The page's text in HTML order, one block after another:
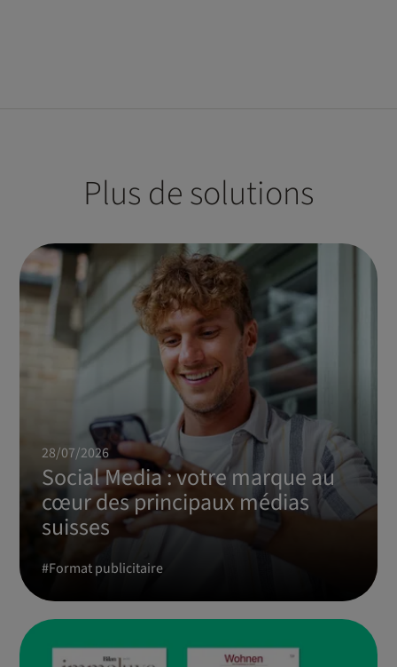
Plus de solutions
28/07/2026
Social Media : votre marque au
cœur des principaux médias
suisses
#Format publicitaire